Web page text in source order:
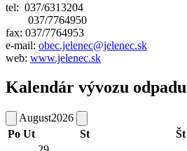
tel: 037/6313204
037/7764950
fax: 037/7764953
e-mail: obec.jelenec@jelenec.sk
web: www.jelenec.sk
Kalendár vývozu odpadu
August2026
Po Ut St Št